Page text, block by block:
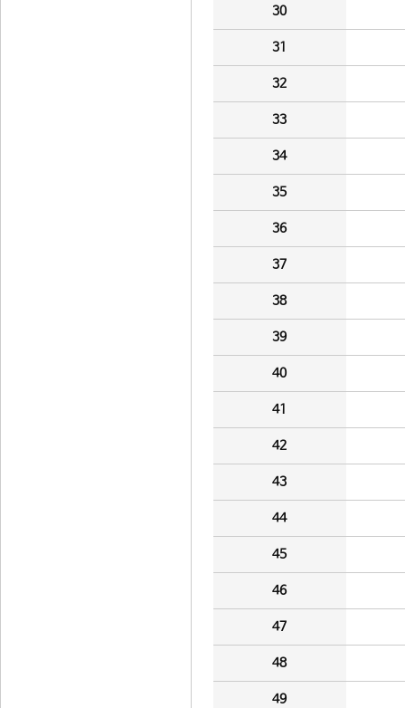
30
31
32
33
34
35
36
37
38
39
40
41
42
43
44
45
46
47
48
49